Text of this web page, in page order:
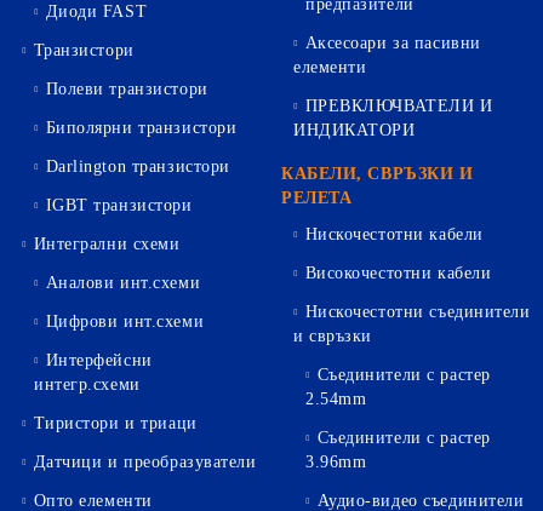
Диоди FAST
Транзистори
Полеви транзистори
Биполярни транзистори
Darlington транзистори
IGBT транзистори
Интегрални схеми
Аналови инт.схеми
Цифрови инт.схеми
Интерфейсни
интегр.схеми
Тиристори и триаци
Датчици и преобразуватели
Опто елементи
предпазители
Аксесоари за пасивни
елементи
ПРЕВКЛЮЧВАТЕЛИ И
ИНДИКАТОРИ
КАБЕЛИ, СВРЪЗКИ И
РЕЛЕТА
Нискочестотни кабели
Високочестотни кабели
Нискочестотни съединители
и свръзки
Съединители с растер
2.54mm
Съединители с растер
3.96mm
Аудио-видео съединители